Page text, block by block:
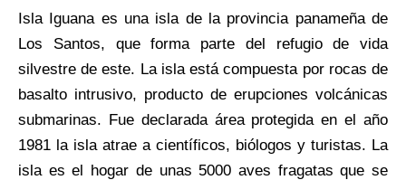
Isla Iguana es una isla de la provincia panameña de
Los Santos, que forma parte del refugio de vida
silvestre de este. La isla está compuesta por rocas de
basalto intrusivo, producto de erupciones volcánicas
submarinas. Fue declarada área protegida en el año
1981 la isla atrae a científicos, biólogos y turistas. La
isla es el hogar de unas 5000 aves fragatas que se